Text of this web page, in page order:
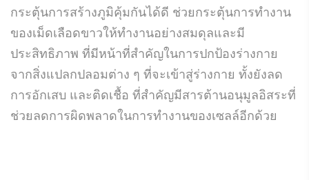
กระตุ้นการสร้างภูมิคุ้มกันได้ดี ช่วยกระตุ้นการทำงาน
ของเม็ดเลือดขาวให้ทำงานอย่างสมดุลและมี
ประสิทธิภาพ ที่มีหน้าที่สำคัญในการปกป้องร่างกาย
จากสิ่งแปลกปลอมต่าง ๆ ที่จะเข้าสู่ร่างกาย ทั้งยังลด
การอักเสบ และติดเชื้อ ที่สำคัญมีสารต้านอนุมูลอิสระที่
ช่วยลดการผิดพลาดในการทำงานของเซลล์อีกด้วย